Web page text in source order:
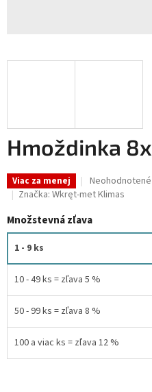
Hmoždinka
Viac za menej
Priemerné
hodnotenie
je
0,0
Neohodnotené
Značka: Wkręt-met Klimas
Množstevná zľava
1 - 9 ks
10 - 49 ks = zľava 5 %
50 - 99 ks = zľava 8 %
100 a viac ks = zľava 12 %